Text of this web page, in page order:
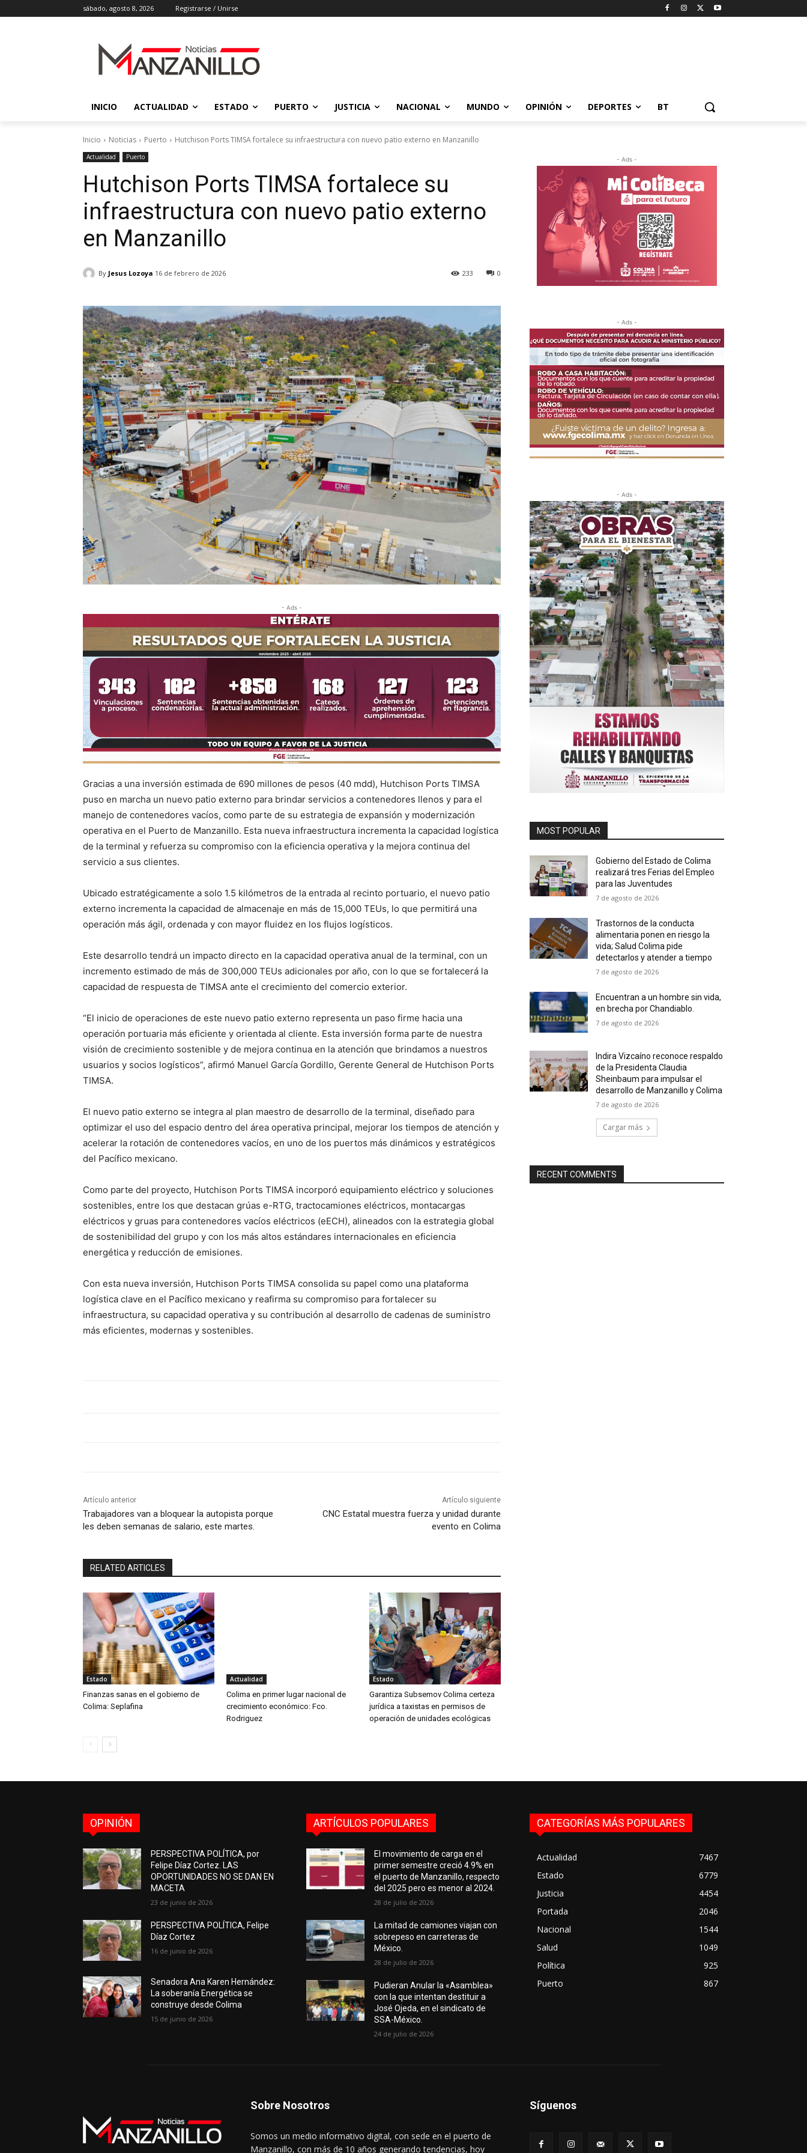
sábado, agosto 8, 2026 Registrarse / Unirse
INICIO ACTUALIDAD ESTADO PUERTO JUSTICIA NACIONAL MUNDO OPINIÓN DEPORTES BT
Inicio Noticias Puerto Hutchison Ports TIMSA fortalece su infraestructura con nuevo patio externo en Manzanillo
Actualidad Puerto
Hutchison Ports TIMSA fortalece su
infraestructura con nuevo patio externo
en Manzanillo
By Jesus Lozoya 16 de febrero de 2026 0
233
- Ads -
Gracias a una inversión estimada de 690 millones de pesos (40 mdd), Hutchison Ports TIMSA
puso en marcha un nuevo patio externo para brindar servicios a contenedores llenos y para el
manejo de contenedores vacíos, como parte de su estrategia de expansión y modernización
operativa en el Puerto de Manzanillo. Esta nueva infraestructura incrementa la capacidad logística
de la terminal y refuerza su compromiso con la eficiencia operativa y la mejora continua del
servicio a sus clientes.
Ubicado estratégicamente a solo 1.5 kilómetros de la entrada al recinto portuario, el nuevo patio
externo incrementa la capacidad de almacenaje en más de 15,000 TEUs, lo que permitirá una
operación más ágil, ordenada y con mayor fluidez en los flujos logísticos.
Este desarrollo tendrá un impacto directo en la capacidad operativa anual de la terminal, con un
incremento estimado de más de 300,000 TEUs adicionales por año, con lo que se fortalecerá la
capacidad de respuesta de TIMSA ante el crecimiento del comercio exterior.
“El inicio de operaciones de este nuevo patio externo representa un paso firme hacia una
operación portuaria más eficiente y orientada al cliente. Esta inversión forma parte de nuestra
visión de crecimiento sostenible y de mejora continua en la atención que brindamos a nuestros
usuarios y socios logísticos”, afirmó Manuel García Gordillo, Gerente General de Hutchison Ports
TIMSA.
El nuevo patio externo se integra al plan maestro de desarrollo de la terminal, diseñado para
optimizar el uso del espacio dentro del área operativa principal, mejorar los tiempos de atención y
acelerar la rotación de contenedores vacíos, en uno de los puertos más dinámicos y estratégicos
del Pacífico mexicano.
Como parte del proyecto, Hutchison Ports TIMSA incorporó equipamiento eléctrico y soluciones
sostenibles, entre los que destacan grúas e-RTG, tractocamiones eléctricos, montacargas
eléctricos y gruas para contenedores vacíos eléctricos (eECH), alineados con la estrategia global
de sostenibilidad del grupo y con los más altos estándares internacionales en eficiencia
energética y reducción de emisiones.
Con esta nueva inversión, Hutchison Ports TIMSA consolida su papel como una plataforma
logística clave en el Pacífico mexicano y reafirma su compromiso para fortalecer su
infraestructura, su capacidad operativa y su contribución al desarrollo de cadenas de suministro
más eficientes, modernas y sostenibles.
Artículo anterior
Trabajadores van a bloquear la autopista porque
les deben semanas de salario, este martes.
Artículo siguiente
CNC Estatal muestra fuerza y unidad durante
evento en Colima
RELATED ARTICLES
Estado
Finanzas sanas en el gobierno de
Colima: Seplafina
Actualidad
Colima en primer lugar nacional de
crecimiento económico: Fco.
Rodriguez
Estado
Garantiza Subsemov Colima certeza
jurídica a taxistas en permisos de
operación de unidades ecológicas
- Ads -
- Ads -
- Ads -
MOST POPULAR
Gobierno del Estado de Colima
realizará tres Ferias del Empleo
para las Juventudes
7 de agosto de 2026
Trastornos de la conducta
alimentaria ponen en riesgo la
vida; Salud Colima pide
detectarlos y atender a tiempo
7 de agosto de 2026
Encuentran a un hombre sin vida,
en brecha por Chandiablo.
7 de agosto de 2026
Indira Vizcaíno reconoce respaldo
de la Presidenta Claudia
Sheinbaum para impulsar el
desarrollo de Manzanillo y Colima
7 de agosto de 2026
Cargar más
RECENT COMMENTS
OPINIÓN
PERSPECTIVA POLÍTICA, por
Felipe Díaz Cortez. LAS
OPORTUNIDADES NO SE DAN EN
MACETA
23 de junio de 2026
PERSPECTIVA POLÍTICA, Felipe
Díaz Cortez
16 de junio de 2026
Senadora Ana Karen Hernández:
La soberanía Energética se
construye desde Colima
15 de junio de 2026
ARTÍCULOS POPULARES
El movimiento de carga en el
primer semestre creció 4.9% en
el puerto de Manzanillo, respecto
del 2025 pero es menor al 2024.
28 de julio de 2026
La mitad de camiones viajan con
sobrepeso en carreteras de
México.
28 de julio de 2026
Pudieran Anular la «Asamblea»
con la que intentan destituir a
José Ojeda, en el sindicato de
SSA-México.
24 de julio de 2026
CATEGORÍAS MÁS POPULARES
Actualidad
7467
Estado
6779
Justicia
4454
Portada
2046
Nacional
1544
Salud
1049
Política
925
Puerto
867
Sobre Nosotros
Somos un medio informativo digital, con sede en el puerto de
Manzanillo, con más de 10 años generando tendencias, hoy
Síguenos